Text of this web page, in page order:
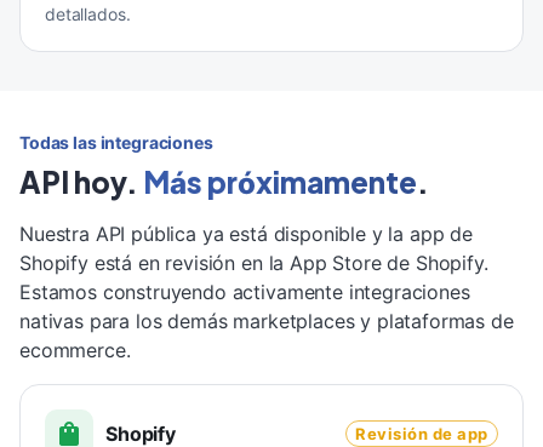
detallados.
Todas las integraciones
API hoy. Más próximamente.
Nuestra API pública ya está disponible y la app de
Shopify está en revisión en la App Store de Shopify.
Estamos construyendo activamente integraciones
nativas para los demás marketplaces y plataformas de
ecommerce.
Shopify Revisión de app